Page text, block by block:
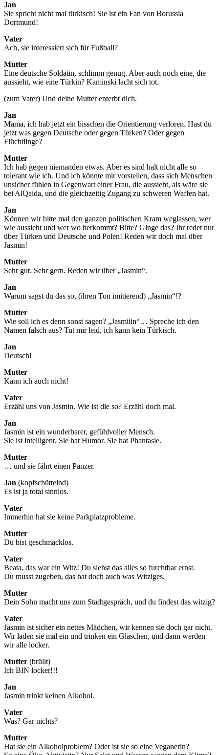
Jan
Sie spricht nicht mal türkisch! Sie ist ein Fan von Borussia
Dortmund!
Vater
Ach, sie interessiert sich für Fußball?
Mutter
Eine deutsche Soldatin, schlimm genug. Aber auch noch eine, die
aussieht, wie eine Türkin? Kaminski lacht sich tot.
(zum Vater) Und deine Mutter enterbt dich.
Jan
Mama, ich hab jetzt ein bisschen die Orientierung verloren. Hast du
jetzt was gegen Deutsche oder gegen Türken? Oder gegen
Flüchtlinge?
Mutter
Ich hab gegen niemanden etwas. Aber es sind halt nicht alle so
tolerant wie ich. Und ich könnte mir vorstellen, dass sich Menschen
unsicher fühlen in Gegenwart einer Frau, die aussieht, als wäre sie
bei AlQaida, und die gleichzeitig Zugang zu schweren Waffen hat.
Jan
Können wir bitte mal den ganzen politischen Kram weglassen, wer
wie aussieht und wer wo herkommt? Bitte? Ginge das? Ihr redet nur
über Türken und Deutsche und Polen! Reden wir doch mal über
Jasmin!
Mutter
Sehr gut. Sehr gern. Reden wir über „Jasmin“.
Jan
Warum sagst du das so, (ihren Ton imitierend) „Jasmin“!?
Mutter
Wie soll ich es denn sonst sagen? „Jasmiiin“… Spreche ich den
Namen falsch aus? Tut mir leid, ich kann kein Türkisch.
Jan
Deutsch!
Mutter
Kann ich auch nicht!
Vater
Erzähl uns von Jasmin. Wie ist die so? Erzähl doch mal.
Jan
Jasmin ist ein wunderbarer, gefühlvoller Mensch.
Sie ist intelligent. Sie hat Humor. Sie hat Phantasie.
Mutter
… und sie fährt einen Panzer.
Jan (kopfschüttelnd)
Es ist ja total sinnlos.
Vater
Immerhin hat sie keine Parkplatzprobleme.
Mutter
Du bist geschmacklos.
Vater
Beata, das war ein Witz! Du siehst das alles so furchtbar ernst.
Du musst zugeben, das hat doch auch was Witziges.
Mutter
Dein Sohn macht uns zum Stadtgespräch, und du findest das witzig?
Vater
Jasmin ist sicher ein nettes Mädchen, wir kennen sie doch gar nicht.
Wir laden sie mal ein und trinken ein Gläschen, und dann werden
wir alle locker.
Mutter (brüllt)
Ich BIN locker!!!
Jan
Jasmin trinkt keinen Alkohol.
Vater
Was? Gar nichts?
Mutter
Hat sie ein Alkoholproblem? Oder ist sie so eine Veganerin?